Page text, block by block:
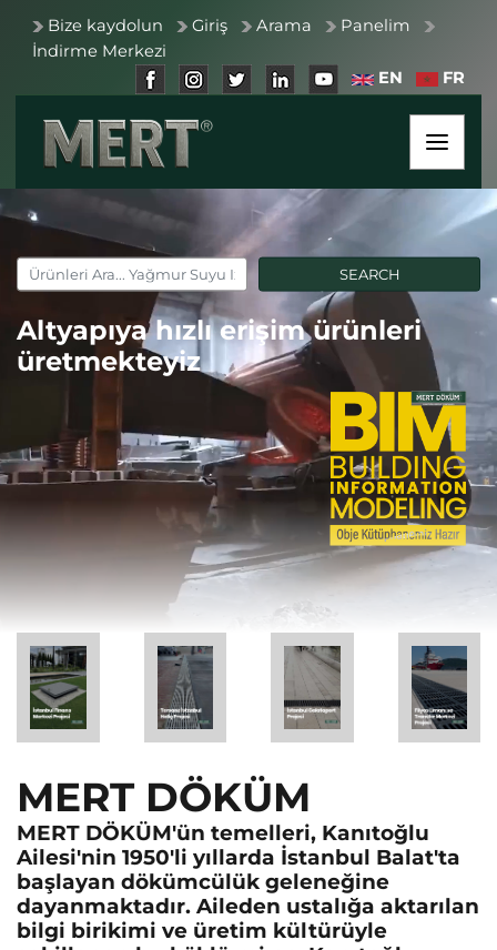
Bize kaydolun Giriş Arama
Panelim
İndirme Merkezi
EN
FR
Altyapıya hızlı erişim ürünleri
üretmekteyiz
MERT DÖKÜM
MERT DÖKÜM'ün temelleri, Kanıtoğlu
Ailesi'nin 1950'li yıllarda İstanbul Balat'ta
başlayan dökümcülük geleneğine
dayanmaktadır. Aileden ustalığa aktarılan
bilgi birikimi ve üretim kültürüyle